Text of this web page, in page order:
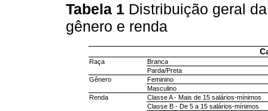
Tabela 1 Distribuição geral
gênero e renda
Raça
Branca
Parda/Preta
Gênero
Feminino
Masculino
Renda
Classe A - Mais de 15 salários-mínimos
Classe B - De 5 a 15 salários-mínimos